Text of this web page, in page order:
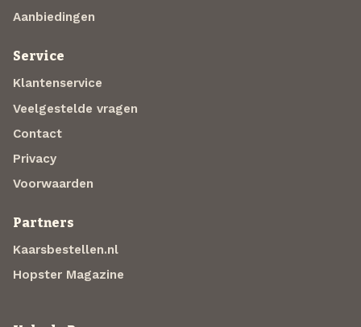
Aanbiedingen
Service
Klantenservice
Veelgestelde vragen
Contact
Privacy
Voorwaarden
Partners
Kaarsbestellen.nl
Hopster Magazine